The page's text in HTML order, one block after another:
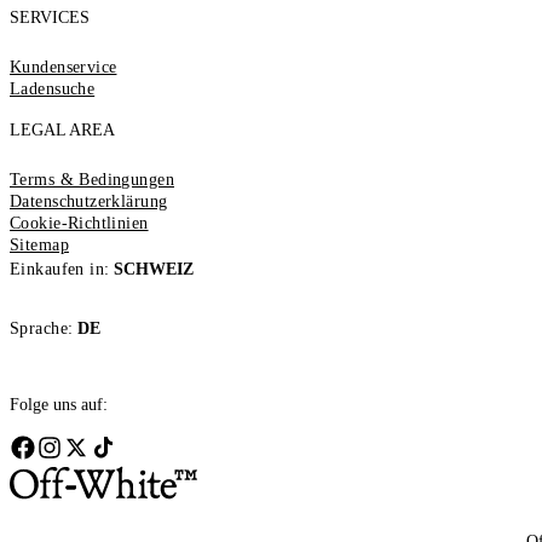
SERVICES
Kundenservice
Ladensuche
LEGAL AREA
Terms & Bedingungen
Datenschutzerklärung
Cookie-Richtlinien
Sitemap
Einkaufen in: SCHWEIZ
Sprache: DE
Folge uns auf: